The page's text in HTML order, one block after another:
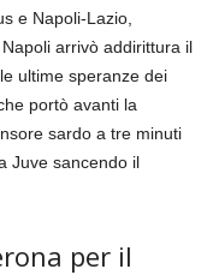
e Napoli-Lazio,
arrivò addirittura il
ultime speranze dei
portò avanti la
sardo a tre minuti
Juve sancendo il
per il